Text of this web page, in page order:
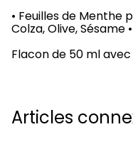
• Feuilles de Menthe
Colza, Olive, Sésame •
Flacon de 50 ml
Articles